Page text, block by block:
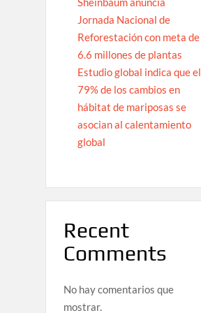
Jornada Nacional de
Reforestación con meta de
6.6 millones de plantas
Estudio global indica que el
79% de los cambios en
hábitat de mariposas se
asocian al calentamiento
global
Recent
Comments
No hay comentarios que
mostrar.